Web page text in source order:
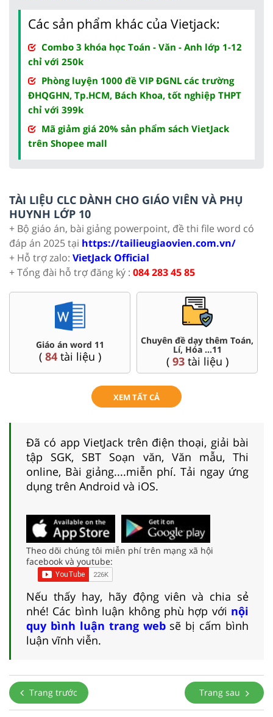
Các sản phẩm khác của Vietjack:
Combo 3 khóa học Toán - Văn - Anh lớp 1-12
chỉ với 250k
Phòng luyện 1000 đề VIP ĐGNL các trường
ĐHQGHN, Tp.HCM, Bách Khoa, tốt nghiệp THPT
chỉ với 399k
Mã giảm giá 20% sản phẩm sách VietJack
trên Shopee mall
TÀI LIỆU CLC DÀNH CHO GIÁO VIÊN VÀ PHỤ
HUYNH LỚP 10
+ Bộ giáo án, bài giảng powerpoint, đề thi file word có
đáp án 2025 tại https://tailieugiaovien.com.vn/
+ Hỗ trợ zalo: VietJack Official
+ Tổng đài hỗ trợ đăng ký : 084 283 45 85
Giáo án word 11
(84tài liệu )
Chuyên đề dạy thêm Toán,
Lí, Hóa ...11
(93tài liệu )
XEM TẤT CẢ
Đã có app VietJack trên điện thoại, giải bài
tập SGK, SBT Soạn văn, Văn mẫu, Thi
online, Bài giảng....miễn phí. Tải ngay ứng
dụng trên Android và iOS.
Theo dõi chúng tôi miễn phí trên mạng xã hội
facebook và youtube:
Nếu thấy hay, hãy động viên và chia sẻ
nhé! Các bình luận không phù hợp với nội
quy bình luận trang websẽ bị cấm bình
luận vĩnh viễn.
Trang trước Trang sau